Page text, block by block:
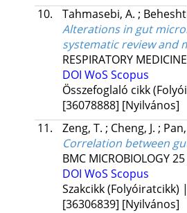
10.
Tahmasebi, A. ;
Alterations in gut
systematic review and
RESPIRATORY MEDICINE
DOI WoS Scopus
Összefoglaló cikk
[36078888] [Nyilvános]
11.
Zeng, T. ; Cheng, J. ;
Correlation between
BMC MICROBIOLOGY25
DOI WoS Scopus
Szakcikk
[36306839] [Nyilvános]